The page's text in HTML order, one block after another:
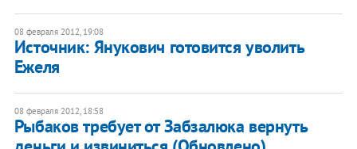
08 февраля 2012, 19:08
Источник: Янукович готовится уволить
Ежеля
08 февраля 2012, 18:58
Рыбаков требует от Забзалюка вернуть